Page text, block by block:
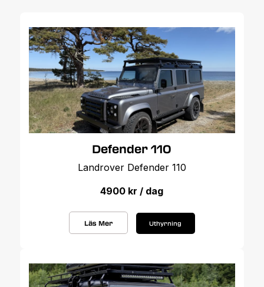
Defender 110
Landrover Defender 110
4900 kr / dag
Läs Mer Uthyrning